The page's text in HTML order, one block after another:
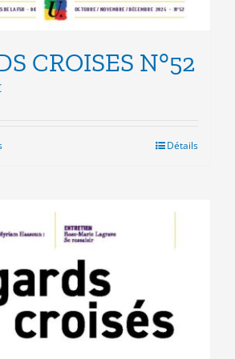
CROISES N°52
Ce
Les
peuvent
être
choisies
sur
Détails